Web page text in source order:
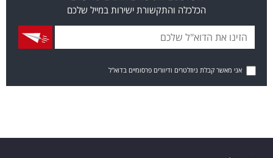
הכלכלה והתקשורת ישירות במייל שלכם
אני מאשר קבלת ניוזלטרים ודיוורים פרסומיים בדוא"ל